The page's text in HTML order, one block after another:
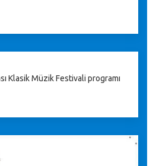
Klasik Müzik Festivali programı